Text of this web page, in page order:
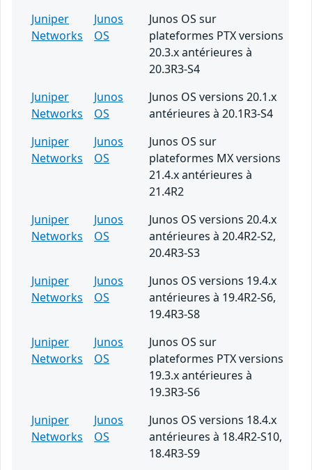
Juniper
Networks
Junos
OS
Junos OS sur
plateformes PTX versions
20.3.x antérieures à
20.3R3-S4
Juniper
Networks
Junos
OS
Junos OS versions 20.1.x
antérieures à 20.1R3-S4
Juniper
Networks
Junos
OS
Junos OS sur
plateformes MX versions
21.4.x antérieures à
21.4R2
Juniper
Networks
Junos
OS
Junos OS versions 20.4.x
antérieures à 20.4R2-S2,
20.4R3-S3
Juniper
Networks
Junos
OS
Junos OS versions 19.4.x
antérieures à 19.4R2-S6,
19.4R3-S8
Juniper
Networks
Junos
OS
Junos OS sur
plateformes PTX versions
19.3.x antérieures à
19.3R3-S6
Juniper
Networks
Junos
OS
Junos OS versions 18.4.x
antérieures à 18.4R2-S10,
18.4R3-S9